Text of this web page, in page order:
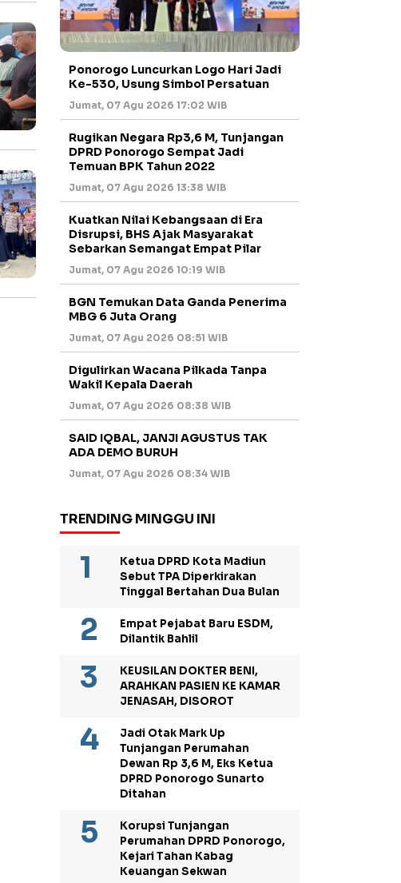
Ponorogo Luncurkan Logo Hari Jadi
Ke-530, Usung Simbol Persatuan
Jumat, 07 Agu 2026 17:02 WIB
Rugikan Negara Rp3,6 M, Tunjangan
DPRD Ponorogo Sempat Jadi
Temuan BPK Tahun 2022
Jumat, 07 Agu 2026 13:38 WIB
Kuatkan Nilai Kebangsaan di Era
Disrupsi, BHS Ajak Masyarakat
Sebarkan Semangat Empat Pilar
Jumat, 07 Agu 2026 10:19 WIB
BGN Temukan Data Ganda Penerima
MBG 6 Juta Orang
Jumat, 07 Agu 2026 08:51 WIB
Digulirkan Wacana Pilkada Tanpa
Wakil Kepala Daerah
Jumat, 07 Agu 2026 08:38 WIB
SAID IQBAL, JANJI AGUSTUS TAK
ADA DEMO BURUH
Jumat, 07 Agu 2026 08:34 WIB
TRENDING MINGGU INI
Ketua DPRD Kota Madiun
Sebut TPA Diperkirakan
Tinggal Bertahan Dua Bulan
Empat Pejabat Baru ESDM,
Dilantik Bahlil
KEUSILAN DOKTER BENI,
ARAHKAN PASIEN KE KAMAR
JENASAH, DISOROT
Jadi Otak Mark Up
Tunjangan Perumahan
Dewan Rp 3,6 M, Eks Ketua
DPRD Ponorogo Sunarto
Ditahan
Korupsi Tunjangan
Perumahan DPRD Ponorogo,
Kejari Tahan Kabag
Keuangan Sekwan